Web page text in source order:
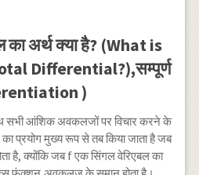
अर्थ क्या है? (What is
Differential?),सम्पूर्ण
)
सभी आंशिक अवकलजों पर विचार करने के
प्रयोग मुख्य रूप से तब किया जाता है जब
है, क्योंकि जब f एक सिंगल वेरिएबल का